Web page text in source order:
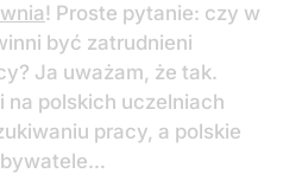
! Proste pytanie: czy w
być zatrudnieni
Ja uważam, że tak.
na polskich uczelniach
pracy, a polskie